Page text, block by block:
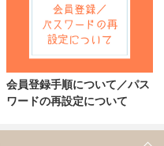
会員登録手順について／パス
ワードの再設定について